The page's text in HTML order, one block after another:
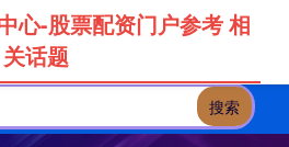
搜索
心-股票配资门户参考 相
关话题